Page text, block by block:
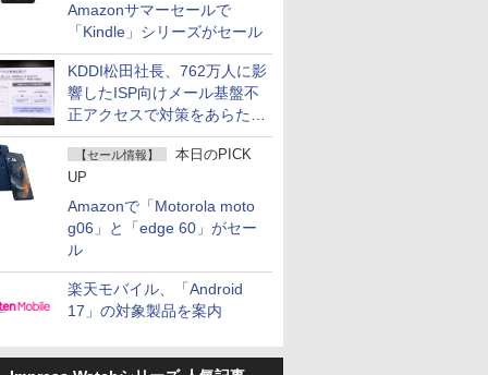
Amazonサマーセールで
「Kindle」シリーズがセール
KDDI松田社長、762万人に影
響したISP向けメール基盤不
正アクセスで対策をあらため
て説明
【セール情報】
本日のPICK
UP
Amazonで「Motorola moto
g06」と「edge 60」がセー
ル
楽天モバイル、「Android
17」の対象製品を案内